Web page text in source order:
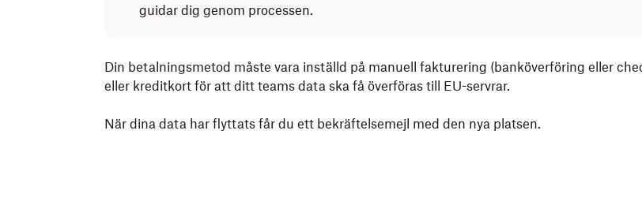
guidar dig genom processen.
Din betalningsmetod måste vara inställd på manuell fakturering (banköverföring eller
eller kreditkort för att ditt teams data ska få överföras till EU-servrar.
När dina data har flyttats får du ett bekräftelsemejl med den nya platsen.